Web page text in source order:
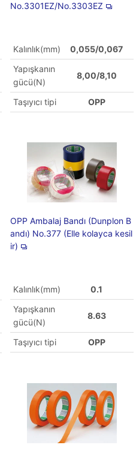
No.3301EZ/No.3303EZ
Kalınlık(mm)
0,055/0,067
Yapışkanın
gücü(N)
8,00/8,10
Taşıyıcı tipi OPP
OPP Ambalaj Bandı (Dunplon B
andı) No.377 (Elle kolayca kesil
ir)
Kalınlık(mm)
0.1
Yapışkanın
gücü(N)
8.63
Taşıyıcı tipi OPP